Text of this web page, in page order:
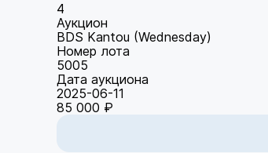
4
Аукцион
BDS Kantou (Wednesday)
Номер лота
5005
Дата аукциона
2025-06-11
85 000 ₽